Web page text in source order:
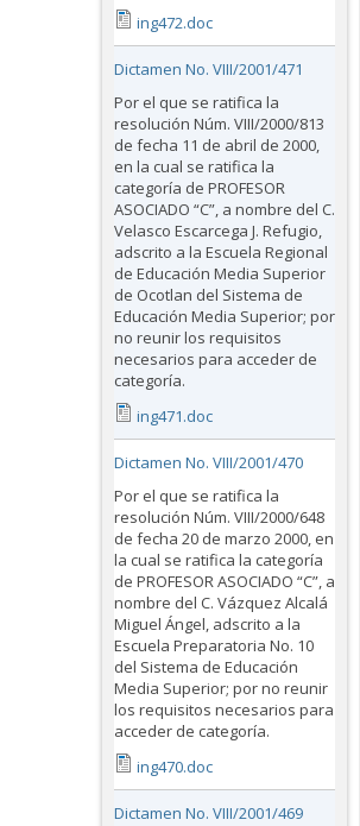
ing472.doc
Dictamen No. VIII/2001/471
Por el que se ratifica la
resolución Núm. VIII/2000/813
de fecha 11 de abril de 2000,
en la cual se ratifica la
categoría de PROFESOR
ASOCIADO “C”, a nombre del C.
Velasco Escarcega J. Refugio,
adscrito a la Escuela Regional
de Educación Media Superior
de Ocotlan del Sistema de
Educación Media Superior; por
no reunir los requisitos
necesarios para acceder de
categoría.
ing471.doc
Dictamen No. VIII/2001/470
Por el que se ratifica la
resolución Núm. VIII/2000/648
de fecha 20 de marzo 2000, en
la cual se ratifica la categoría
de PROFESOR ASOCIADO “C”, a
nombre del C. Vázquez Alcalá
Miguel Ángel, adscrito a la
Escuela Preparatoria No. 10
del Sistema de Educación
Media Superior; por no reunir
los requisitos necesarios para
acceder de categoría.
ing470.doc
Dictamen No. VIII/2001/469